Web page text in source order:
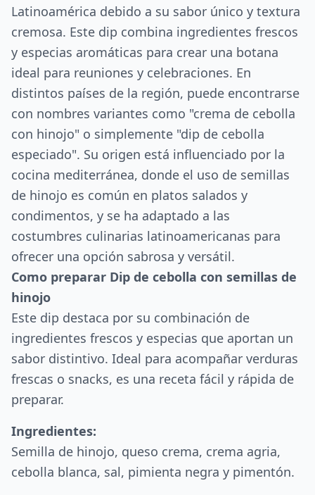
Latinoamérica debido a su sabor único y textura
cremosa. Este dip combina ingredientes frescos
y especias aromáticas para crear una botana
ideal para reuniones y celebraciones. En
distintos países de la región, puede encontrarse
con nombres variantes como "crema de cebolla
con hinojo" o simplemente "dip de cebolla
especiado". Su origen está influenciado por la
cocina mediterránea, donde el uso de semillas
de hinojo es común en platos salados y
condimentos, y se ha adaptado a las
costumbres culinarias latinoamericanas para
ofrecer una opción sabrosa y versátil.
Como preparar Dip de cebolla con semillas de
hinojo
Este dip destaca por su combinación de
ingredientes frescos y especias que aportan un
sabor distintivo. Ideal para acompañar verduras
frescas o snacks, es una receta fácil y rápida de
preparar.
Ingredientes:
Semilla de hinojo, queso crema, crema agria,
cebolla blanca, sal, pimienta negra y pimentón.